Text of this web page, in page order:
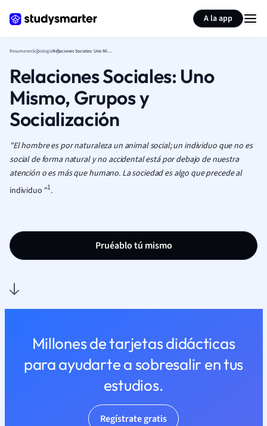
A la app
ResumenesSociología Relaciones Sociales: Uno Mismo, Grupos y Socialización
Relaciones Sociales: Uno
Mismo, Grupos y
Socialización
"El hombre es por naturaleza un animal social; un individuo que no es
social de forma natural y no accidental está por debajo de nuestra
atención o es más que humano.La sociedad es algo que precede al
individuo "1.
Pruéablo tú mismo
Millones de tarjetas didácticas
para ayudarte a sobresalir en tus
estudios.
Regístrate gratis
Resumir página